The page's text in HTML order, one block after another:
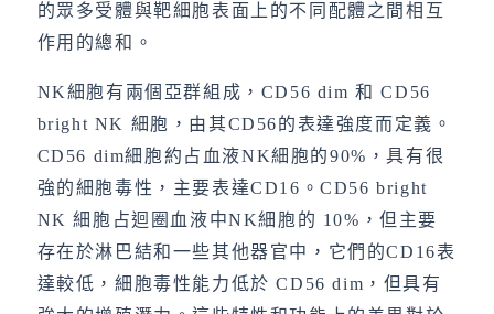
的眾多受體與靶細胞表面上的不同配體之間相互
作用的總和。
NK細胞有兩個亞群組成，CD56 dim 和 CD56
bright NK 細胞，由其CD56的表達強度而定義。
CD56 dim細胞約占血液NK細胞的90%，具有很
強的細胞毒性，主要表達CD16。CD56 bright
NK 細胞占迴圈血液中NK細胞的 10%，但主要
存在於淋巴結和一些其他器官中，它們的CD16表
達較低，細胞毒性能力低於 CD56 dim，但具有